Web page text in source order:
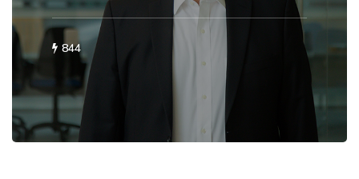
844